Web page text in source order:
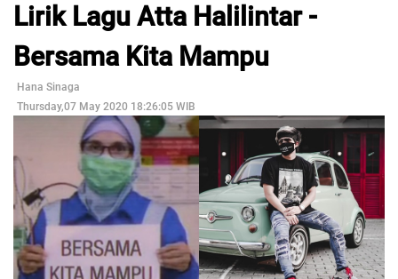
Lirik Lagu Atta Halilintar -
Bersama Kita Mampu
Hana Sinaga
Thursday,07 May 2020 18:26:05 WIB